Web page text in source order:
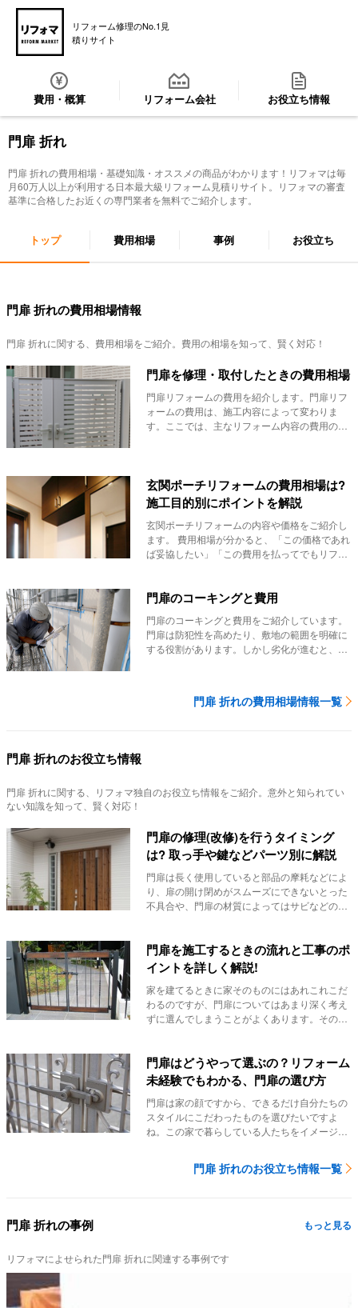
リフォーム修理のNo.1見
積りサイト
費用・概算 リフォーム会社 お役立ち情報
門扉 折れ
門扉 折れの費用相場・基礎知識・オススメの商品がわかります！リフォマは毎
月60万人以上が利用する日本最大級リフォーム見積りサイト。リフォマの審査
基準に合格したお近くの専門業者を無料でご紹介します。
トップ 費用相場 事例 お役立ち
門扉 折れの費用相場情報
門扉 折れに関する、費用相場をご紹介。費用の相場を知って、賢く対応！
門扉を修理・取付したときの費用相場
門扉リフォームの費用を紹介します。門扉リフ
ォームの費用は、施工内容によって変わりま
す。ここでは、主なリフォーム内容の費用の目
玄関ポーチリフォームの費用相場は?
施工目的別にポイントを解説
玄関ポーチリフォームの内容や価格をご紹介し
ます。 費用相場が分かると、「この価格であれ
ば妥協したい」「この費用を払ってでもリフォ
門扉のコーキングと費用
門扉のコーキングと費用をご紹介しています。
門扉は防犯性を高めたり、敷地の範囲を明確に
する役割があります。しかし劣化が進むと、扉
門扉 折れの費用相場情報一覧
門扉 折れのお役立ち情報
門扉 折れに関する、リフォマ独自のお役立ち情報をご紹介。意外と知られてい
ない知識を知って、賢く対応！
門扉の修理(改修)を行うタイミング
は? 取っ手や鍵などパーツ別に解説
門扉は長く使用していると部品の摩耗などによ
り、扉の開け閉めがスムーズにできないとった
不具合や、門扉の材質によってはサビなどの劣
門扉を施工するときの流れと工事のポ
イントを詳しく解説!
家を建てるときに家そのものにはあれこれこだ
わるのですが、門扉についてはあまり深く考え
ずに選んでしまうことがよくあります。その結
門扉はどうやって選ぶの？リフォーム
未経験でもわかる、門扉の選び方
門扉は家の顔ですから、できるだけ自分たちの
スタイルにこだわったものを選びたいですよ
ね。この家で暮らしている人たちをイメージで
門扉 折れのお役立ち情報一覧
門扉 折れの事例 もっと見る
リフォマによせられた門扉 折れに関連する事例です